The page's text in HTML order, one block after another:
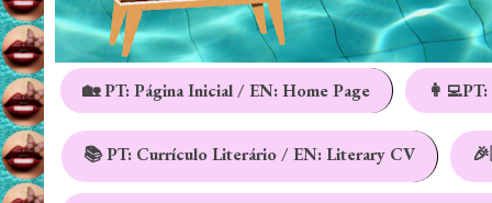
🏡 PT: Página Inicial / EN: Home Page
📚 PT: Currículo Literário / EN: Literary CV